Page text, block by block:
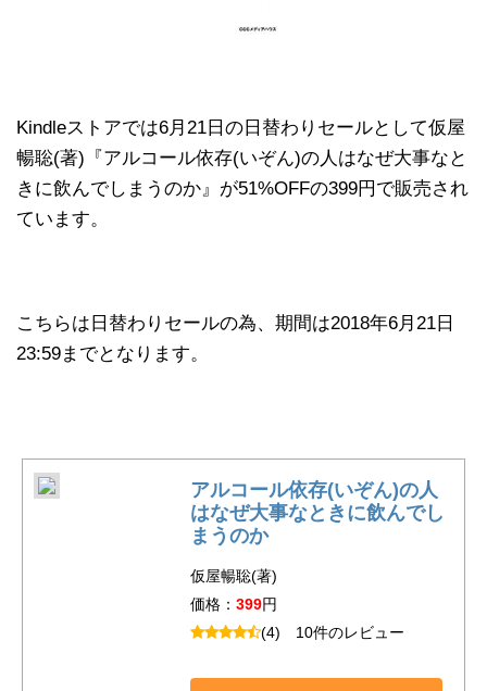
Kindleストアでは6月21日の日替わりセールとして仮屋
暢聡(著)『アルコール依存(いぞん)の人はなぜ大事なと
きに飲んでしまうのか』が51%OFFの399円で販売され
ています。
こちらは日替わりセールの為、期間は2018年6月21日
23:59までとなります。
アルコール依存(いぞん)の人
はなぜ大事なときに飲んでし
まうのか
仮屋暢聡(著)
価格： 399円
(4) 10件のレビュー